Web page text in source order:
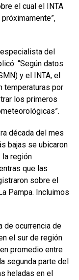
el cual el INTA
del
“Según datos
y el INTA, el
temperaturas por
los primeros
década del mes
bajas se ubicaron
la región
que las
sobre el
Pampa. Incluimos
de ocurrencia de
el sur de región
promedio entre
segunda parte del
heladas en el